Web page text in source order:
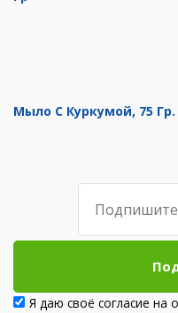
Мыло С Куркумой, 75 Гр.
Я даю своё согласие на